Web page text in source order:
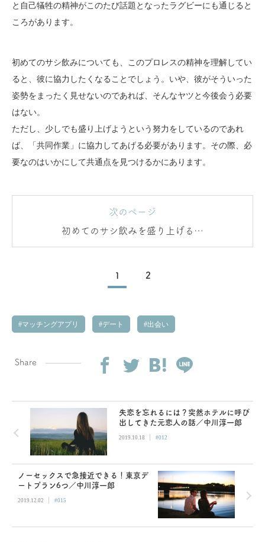
と自己犠牲の精神がこのたび話題となったラグビーにも通じると
ころがあります。
初めてのサシ飲みについても、このプロレスの精神を理解してい
ると、彼に協力したくなることでしょう。いや、彼がそういった
姿勢をまったく見せないのであれば、そんなヤツと今後会う必要
はない。
ただし、少しでも盛り上げようという努力をしているのであれ
ば、「共同作業」に協力してあげる必要があります。その際、必
要なのはいかにして共通点を見つけるかにあります。
次のページ
初めてのサシ飲みを盛り上げる会
話例
1 2
マッチングアプリ デート 出会い
Share
失恋を忘れるには？突然ホテルに呼び
出してきた元恋人の話／中川淳一郎
2019.10.18 | #012
ノーセックスで急接近できる！東京デ
ートプラン6つ／中川淳一郎
2019.12.02 | #015